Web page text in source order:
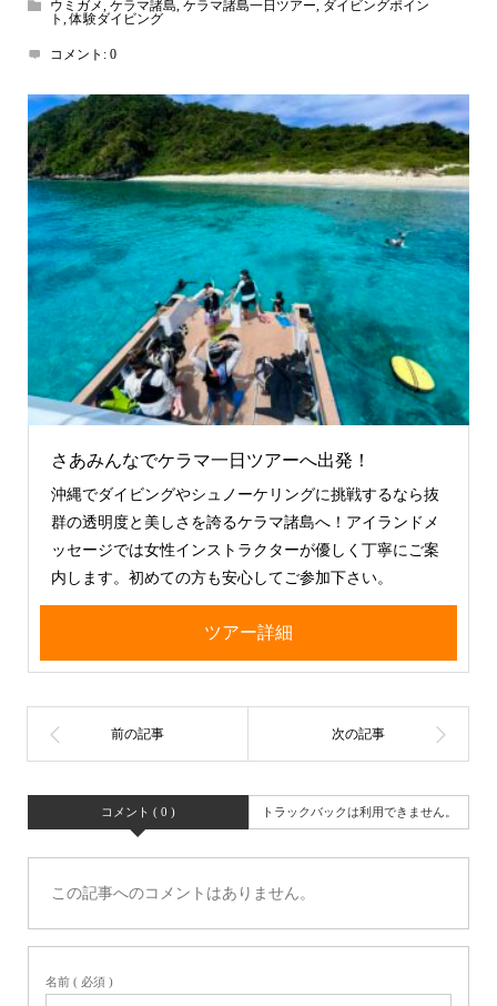
ウミガメ ケラマ諸島 ケラマ諸島一日ツアー ダイビングポイン
ト ,体験ダイビング
コメント: 0
さあみんなでケラマ一日ツアーへ出発！
沖縄でダイビングやシュノーケリングに挑戦するなら抜
群の透明度と美しさを誇るケラマ諸島へ！アイランドメ
ッセージでは女性インストラクターが優しく丁寧にご案
内します。初めての方も安心してご参加下さい。
ツアー詳細
コメント ( 0 ) トラックバックは利用できません。
この記事へのコメントはありません。
名前 ( 必須 )